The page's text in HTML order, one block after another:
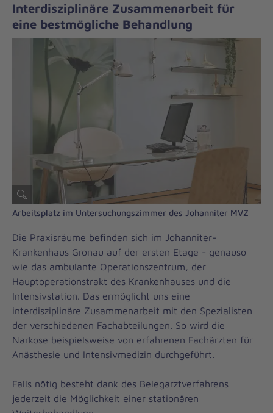
Interdisziplinäre Zusammenarbeit für
eine bestmögliche Behandlung
Arbeitsplatz im Untersuchungszimmer des Johanniter MVZ
Die Praxisräume befinden sich im Johanniter-
Krankenhaus Gronau auf der ersten Etage - genauso
wie das ambulante Operationszentrum, der
Hauptoperationstrakt des Krankenhauses und die
Intensivstation. Das ermöglicht uns eine
interdisziplinäre Zusammenarbeit mit den Spezialisten
der verschiedenen Fachabteilungen. So wird die
Narkose beispielsweise von erfahrenen Fachärzten für
Anästhesie und Intensivmedizin durchgeführt.
Falls nötig besteht dank des Belegarztverfahrens
jederzeit die Möglichkeit einer stationären